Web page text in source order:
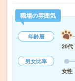
職場の雰囲気
年齢層
20代
男女比率
女性